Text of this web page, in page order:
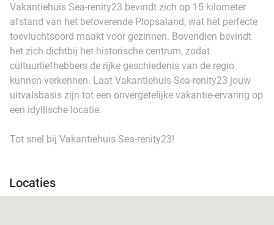
Vakantiehuis Sea-renity23 bevindt zich op 15 kilometer
afstand van het betoverende Plopsaland, wat het perfecte
toevluchtsoord maakt voor gezinnen. Bovendien bevindt
het zich dichtbij het historische centrum, zodat
cultuurliefhebbers de rijke geschiedenis van de regio
kunnen verkennen. Laat Vakantiehuis Sea-renity23 jouw
uitvalsbasis zijn tot een onvergetelijke vakantie-ervaring op
een idyllische locatie.
Tot snel bij Vakantiehuis Sea-renity23!
Locaties